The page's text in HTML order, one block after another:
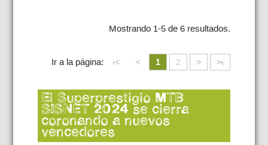
Mostrando 1-5 de 6 resultados.
Ir a la página: ι< < 1 2 > >ι
El Superprestigio MTB
SISNET 2024 se cierra
coronando a nuevos
vencedores